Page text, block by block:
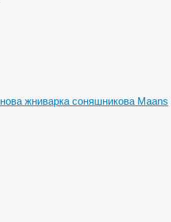
нова жниварка соняшникова Maans